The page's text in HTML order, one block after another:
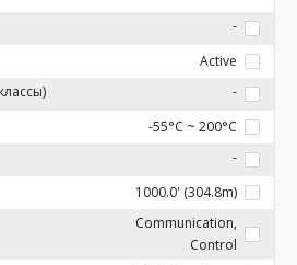
-
Active
-
-55°C ~ 200°C
-
1000.0' (304.8m)
Communication,
Control